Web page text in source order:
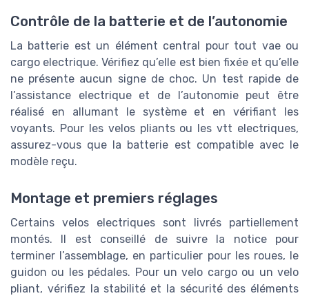
Contrôle de la batterie et de l’autonomie
La batterie est un élément central pour tout vae ou
cargo electrique. Vérifiez qu’elle est bien fixée et qu’elle
ne présente aucun signe de choc. Un test rapide de
l’assistance electrique et de l’autonomie peut être
réalisé en allumant le système et en vérifiant les
voyants. Pour les velos pliants ou les vtt electriques,
assurez-vous que la batterie est compatible avec le
modèle reçu.
Montage et premiers réglages
Certains velos electriques sont livrés partiellement
montés. Il est conseillé de suivre la notice pour
terminer l’assemblage, en particulier pour les roues, le
guidon ou les pédales. Pour un velo cargo ou un velo
pliant, vérifiez la stabilité et la sécurité des éléments